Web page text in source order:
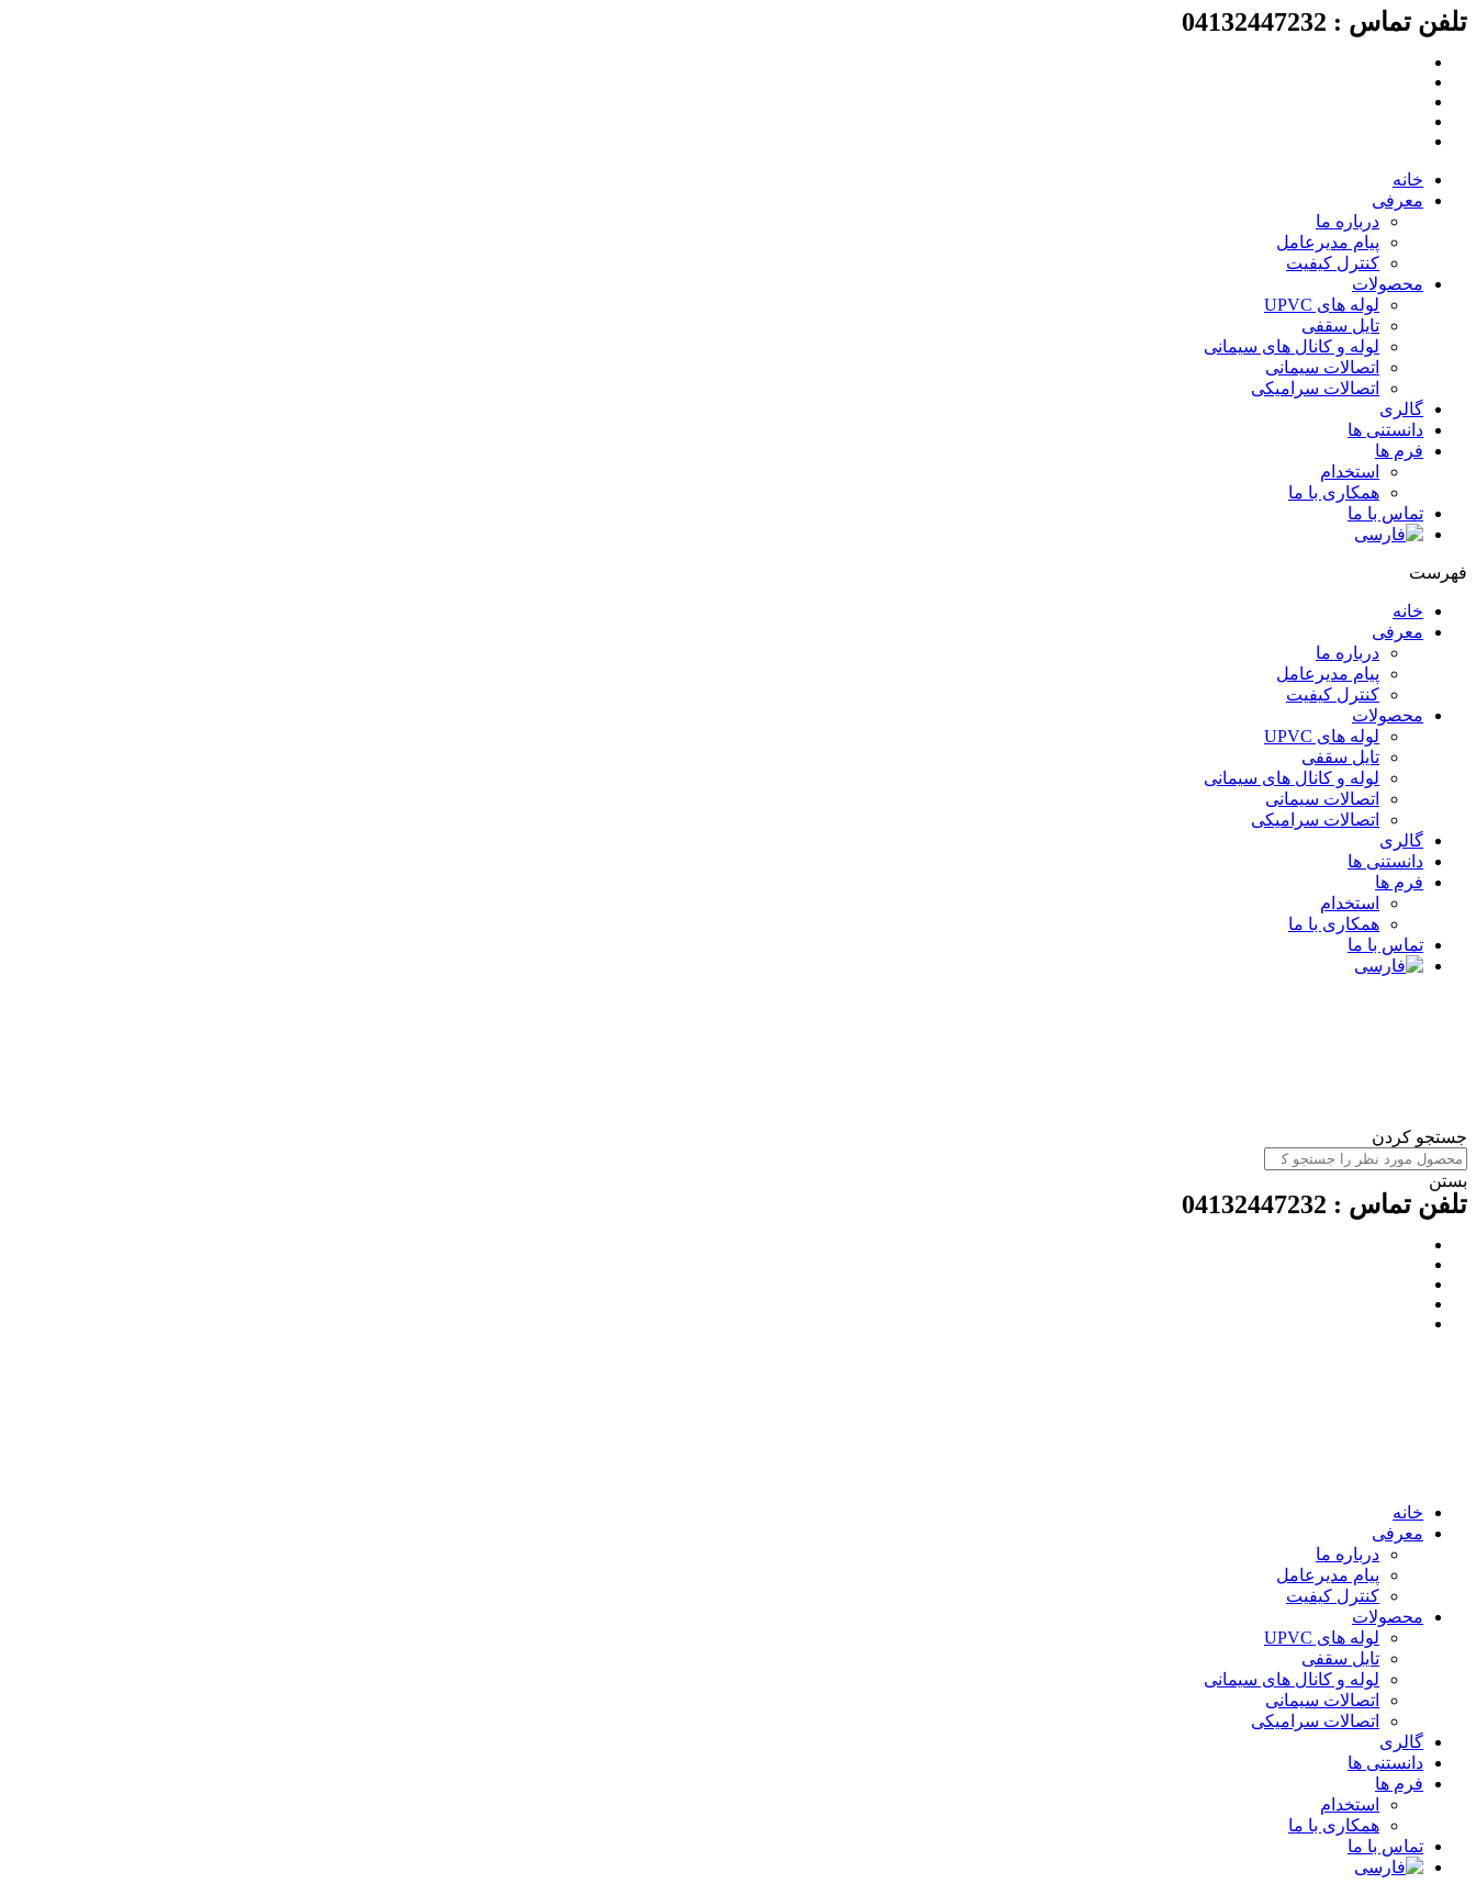
پرش
محتوا
تلفن تماس : 04132447232
خانه
معرفی
درباره ما
پیام مدیرعامل
کنترل کیفیت
محصولات
لوله های UPVC
تایل سقفی
لوله و کانال های سیمانی
اتصالات سیمانی
اتصالات سرامیکی
گالری
دانستنی ها
فرم ها
استخدام
همکاری با ما
تماس با ما
فهرست
خانه
معرفی
درباره ما
پیام مدیرعامل
کنترل کیفیت
محصولات
لوله های UPVC
تایل سقفی
لوله و کانال های سیمانی
اتصالات سیمانی
اتصالات سرامیکی
گالری
دانستنی ها
فرم ها
استخدام
همکاری با ما
تماس با ما
جستجو کردن
بستن
تلفن تماس : 04132447232
خانه
معرفی
درباره ما
پیام مدیرعامل
کنترل کیفیت
محصولات
لوله های UPVC
تایل سقفی
لوله و کانال های سیمانی
اتصالات سیمانی
اتصالات سرامیکی
گالری
دانستنی ها
فرم ها
استخدام
همکاری با ما
تماس با ما